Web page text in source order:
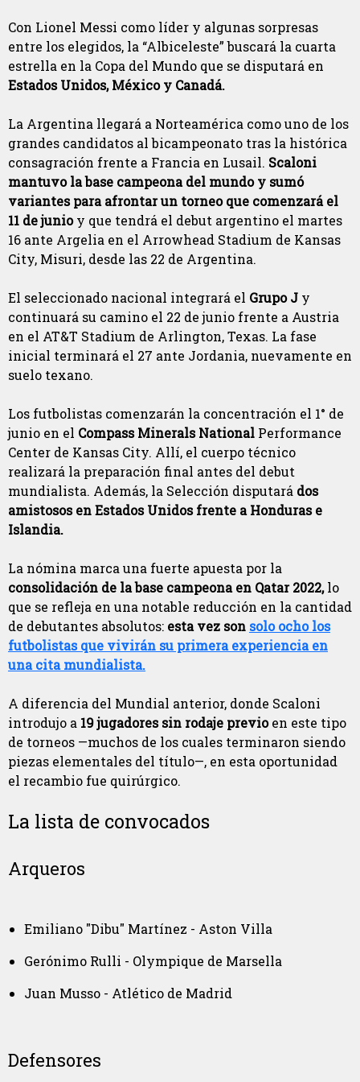
Con Lionel Messi como líder y algunas sorpresas
entre los elegidos, la “Albiceleste” buscará la cuarta
estrella en la Copa del Mundo que se disputará en
Estados Unidos, México y Canadá.
La Argentina llegará a Norteamérica como uno de los
grandes candidatos al bicampeonato tras la histórica
consagración frente a Francia en Lusail. Scaloni
mantuvo la base campeona del mundo y sumó
variantes para afrontar un torneo que comenzará el
11 de junioy que tendrá el debut argentino el martes
16 ante Argelia en el Arrowhead Stadium de Kansas
City, Misuri, desde las 22 de Argentina.
El seleccionado nacional integrará el Grupo J y
continuará su camino el 22 de junio frente a Austria
en el AT&T Stadium de Arlington, Texas. La fase
inicial terminará el 27 ante Jordania, nuevamente en
suelo texano.
Los futbolistas comenzarán la concentración el 1° de
junio en el Compass Minerals National Performance
Center de Kansas City. Allí, el cuerpo técnico
realizará la preparación final antes del debut
mundialista. Además, la Selección disputará dos
amistosos en Estados Unidos frente a Honduras e
Islandia.
La nómina marca una fuerte apuesta por la
consolidación de la base campeona en Qatar 2022,lo
que se refleja en una notable reducción en la cantidad
de debutantes absolutos: esta vez son solo ocho los
futbolistas que vivirán su primera experiencia en
una cita mundialista.
A diferencia del Mundial anterior, donde Scaloni
introdujo a 19 jugadores sin rodaje previoen este tipo
de torneos —muchos de los cuales terminaron siendo
piezas elementales del título—, en esta oportunidad
el recambio fue quirúrgico.
La lista de convocados
Arqueros
Emiliano "Dibu" Martínez - Aston Villa
Gerónimo Rulli - Olympique de Marsella
Juan Musso - Atlético de Madrid
Defensores